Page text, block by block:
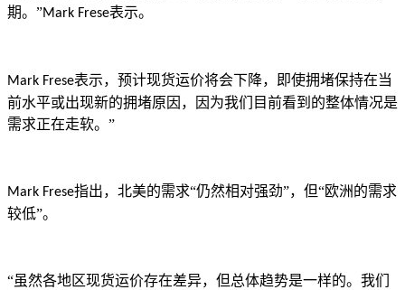
期。”Mark Frese表示。
Mark Frese表示， 预计现货运价将会下降，即使拥堵保持在当
前水平或出现新的拥堵原因，因为我们目前看到的整体情况是
需求正在走软。 ”
Mark Frese指出， 北美的需求“仍然相对强劲”，但“欧洲的需求
较低”。
“虽然各地区现货运价存在差异，但总体趋势是一样的。我们